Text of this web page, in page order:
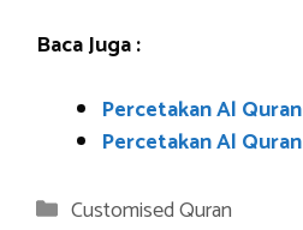
Baca Juga :
Percetakan Al
Percetakan Al
Categories
Customised Quran